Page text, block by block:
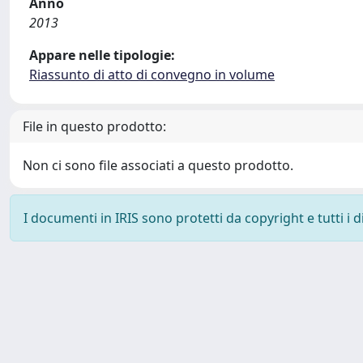
2013
Appare nelle tipologie:
Riassunto di atto di convegno in volume
File in questo prodotto:
Non ci sono file associati a questo prodotto.
I documenti in IRIS sono protetti da copyright e tutti i